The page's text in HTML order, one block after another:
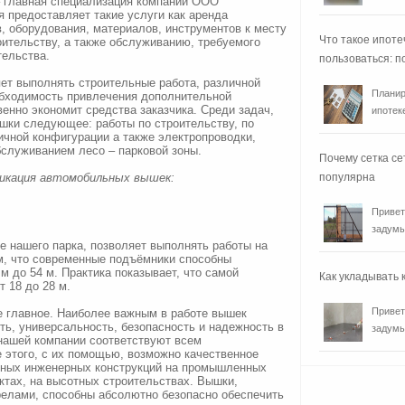
такие услуги как аренда
оборудования, материалов, инструментов к месту
а также обслуживанию, требуемого
выполнять строительные работа, различной
привлечения дополнительной
экономит средства заказчика. Среди задач,
следующее: работы по строительству, по
конфигурации а также электропроводки,
лесо – парковой зоны.
автомобильных вышек:
нашего парка, позволяет выполнять работы на
что современные подъёмники способны
до 54 м. Практика показывает, что самой
18 до 28 м.
Наиболее важным в работе вышек
универсальность, безопасность и надежность в
компании соответствуют всем
с их помощью, возможно качественное
инженерных конструкций на промышленных
на высотных строительствах. Вышки,
способны абсолютно безопасно обеспечить
Что такое
пользоваться:
Почему сетка
популярна
Как